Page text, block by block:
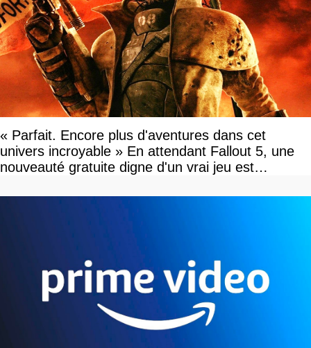
« Parfait. Encore plus d'aventures dans cet
univers incroyable » En attendant Fallout 5, une
nouveauté gratuite digne d'un vrai jeu est